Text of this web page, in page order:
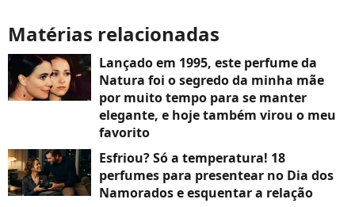
Matérias relacionadas
Lançado em 1995, este perfume da
Natura foi o segredo da minha mãe
por muito tempo para se manter
elegante, e hoje também virou o meu
favorito
Esfriou? Só a temperatura! 18
perfumes para presentear no Dia dos
Namorados e esquentar a relação